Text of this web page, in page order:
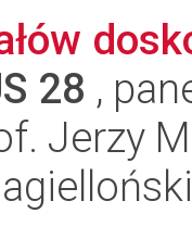
28 ,
Jerzy